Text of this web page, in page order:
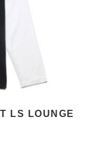
LS LOUNGE